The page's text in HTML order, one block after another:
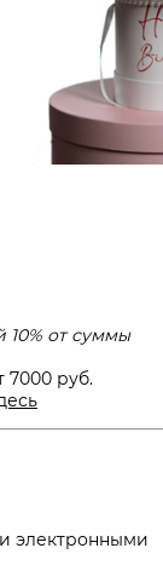
10% от суммы
7000 руб.
электронными